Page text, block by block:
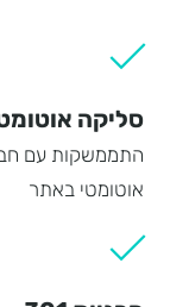
סליקה
התממשקות עם
אוטומטי באתר